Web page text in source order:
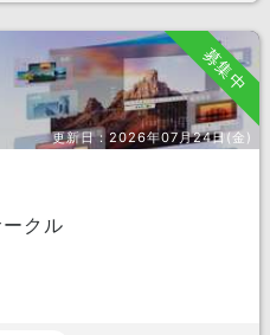
募集中
更新日：2026年07月24日(金)
クル